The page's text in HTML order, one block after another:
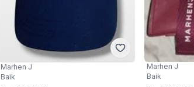
Marhen J
Baik
Marhen J
Baik